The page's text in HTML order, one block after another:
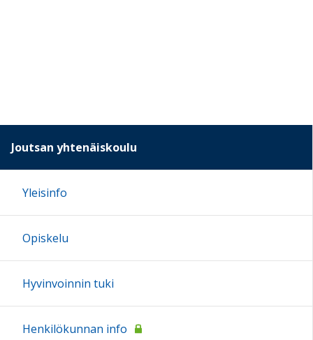
Joutsan yhtenäiskoulu
Yleisinfo
Opiskelu
Hyvinvoinnin tuki
Henkilökunnan info